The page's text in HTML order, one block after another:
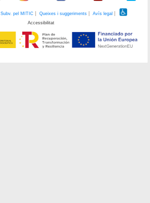
Subv. pel MITIC Queixes i suggeriments
Avís legal
Accessibilitat